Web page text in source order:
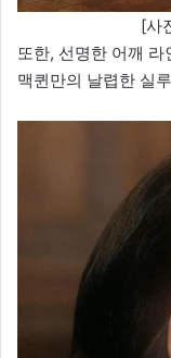
[사
또한, 선명한 어깨
맥퀸만의 날렵한 실